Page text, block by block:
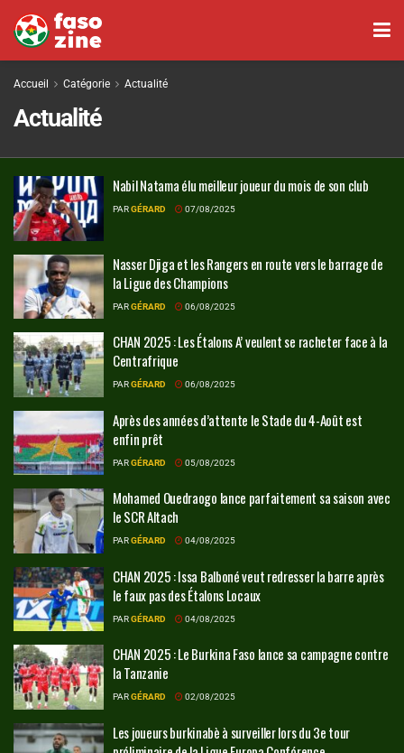
Accueil Catégorie Actualité
Actualité
Nabil Natama élu meilleur joueur du mois de son club
PARGÉRARD 07/08/2025
Nasser Djiga et les Rangers en route vers le barrage de
la Ligue des Champions
PARGÉRARD 06/08/2025
CHAN 2025 : Les Étalons A’ veulent se racheter face à la
Centrafrique
PARGÉRARD 06/08/2025
Après des années d’attente le Stade du 4-Août est
enfin prêt
PARGÉRARD 05/08/2025
Mohamed Ouedraogo lance parfaitement sa saison avec
le SCR Altach
PARGÉRARD 04/08/2025
CHAN 2025 : Issa Balboné veut redresser la barre après
le faux pas des Étalons Locaux
PARGÉRARD 04/08/2025
CHAN 2025 : Le Burkina Faso lance sa campagne contre
la Tanzanie
PARGÉRARD 02/08/2025
Les joueurs burkinabè à surveiller lors du 3e tour